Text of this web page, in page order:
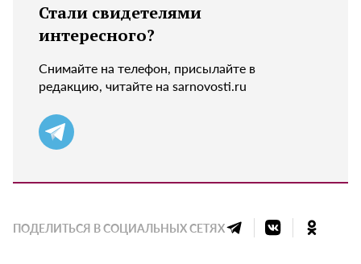
Стали свидетелями
интересного?
Снимайте на телефон, присылайте в
редакцию, читайте на sarnovosti.ru
ПОДЕЛИТЬСЯ В СОЦИАЛЬНЫХ СЕТЯХ